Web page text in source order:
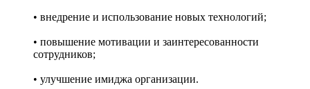
• внедрение и использование новых технологий;
• повышение мотивации и заинтересованности
сотрудников;
• улучшение имиджа организации.